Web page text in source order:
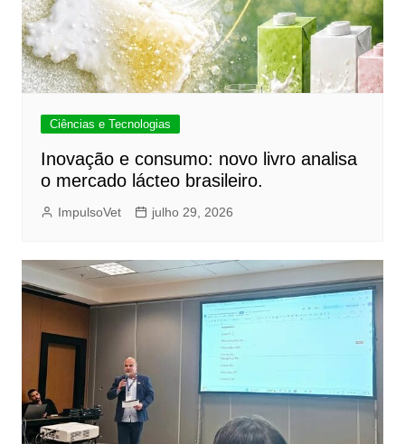
Ciências e Tecnologias
Inovação e consumo: novo livro analisa
o mercado lácteo brasileiro.
ImpulsoVet julho 29, 2026